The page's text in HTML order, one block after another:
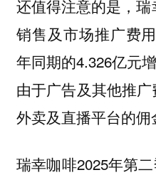
还值得注意的是，
销售及市场推广费
年同期的4.326亿元
由于广告及其他推
外卖及直播平台的佣
瑞幸咖啡2025年第